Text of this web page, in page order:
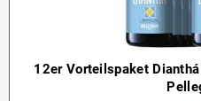
12er Vorteilspaket